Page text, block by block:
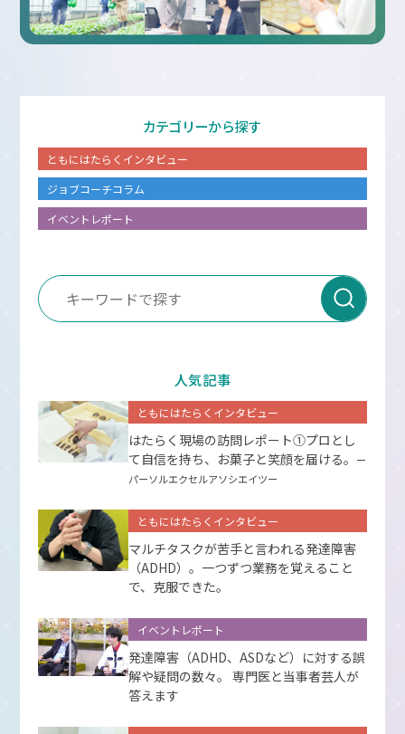
カテゴリーから探す
ともにはたらくインタビュー
ジョブコーチコラム
イベントレポート
人気記事
ともにはたらくインタビュー
はたらく現場の訪問レポート①プロとし
て⾃信を持ち、お菓⼦と笑顔を届ける。
ー
パーソルエクセルアソシエイツー
ともにはたらくインタビュー
マルチタスクが苦手と言われる発達障害
（ADHD）。一つずつ業務を覚えること
で、克服できた。
イベントレポート
発達障害（ADHD、ASDなど）に対する誤
解や疑問の数々。 専門医と当事者芸人が
答えます